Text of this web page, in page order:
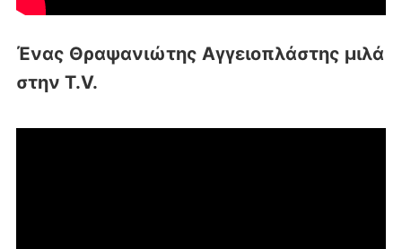
Ένας Θραψανιώτης Αγγειοπλάστης μιλά
στην T.V.